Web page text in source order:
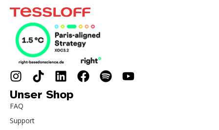
Unser Shop
FAQ
Support